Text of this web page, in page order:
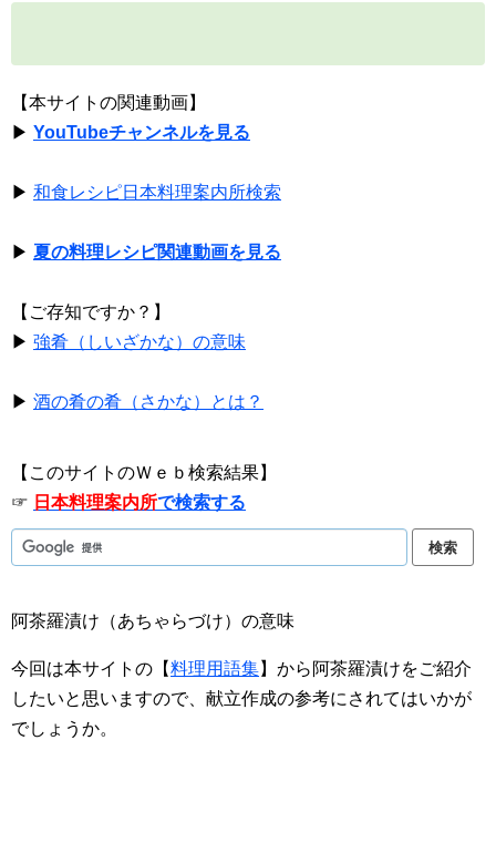
【本サイトの関連動画】
▶ YouTubeチャンネルを見る
▶ 和食レシピ日本料理案内所検索
▶ 夏の料理レシピ関連動画を見る
【ご存知ですか？】
▶ 強肴（しいざかな）の意味
▶ 酒の肴の肴（さかな）とは？
【このサイトのＷｅｂ検索結果】
☞ 日本料理案内所で検索する
阿茶羅漬け（あちゃらづけ）の意味
今回は本サイトの【料理用語集】から阿茶羅漬けをご紹介
したいと思いますので、献立作成の参考にされてはいかが
でしょうか。